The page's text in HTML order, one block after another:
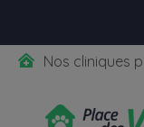
Nos cliniques